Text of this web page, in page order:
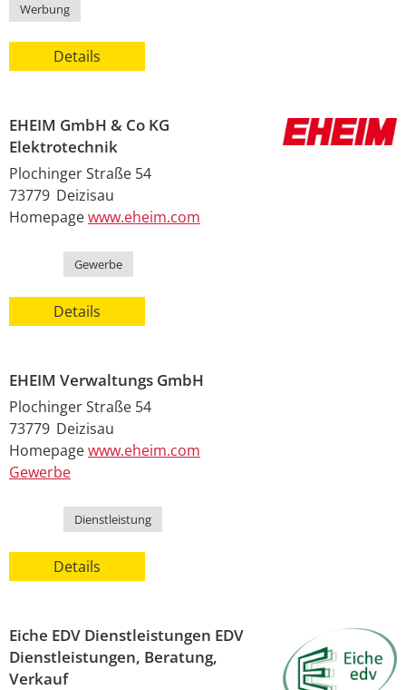
Werbung
Details
EHEIM GmbH & Co KG
Elektrotechnik
Plochinger Straße 54
73779 Deizisau
Homepagewww.eheim.com
Gewerbe
Details
EHEIM Verwaltungs GmbH
Plochinger Straße 54
73779 Deizisau
Homepagewww.eheim.com
Gewerbe
Dienstleistung
Details
Eiche EDV Dienstleistungen EDV
Dienstleistungen, Beratung,
Verkauf